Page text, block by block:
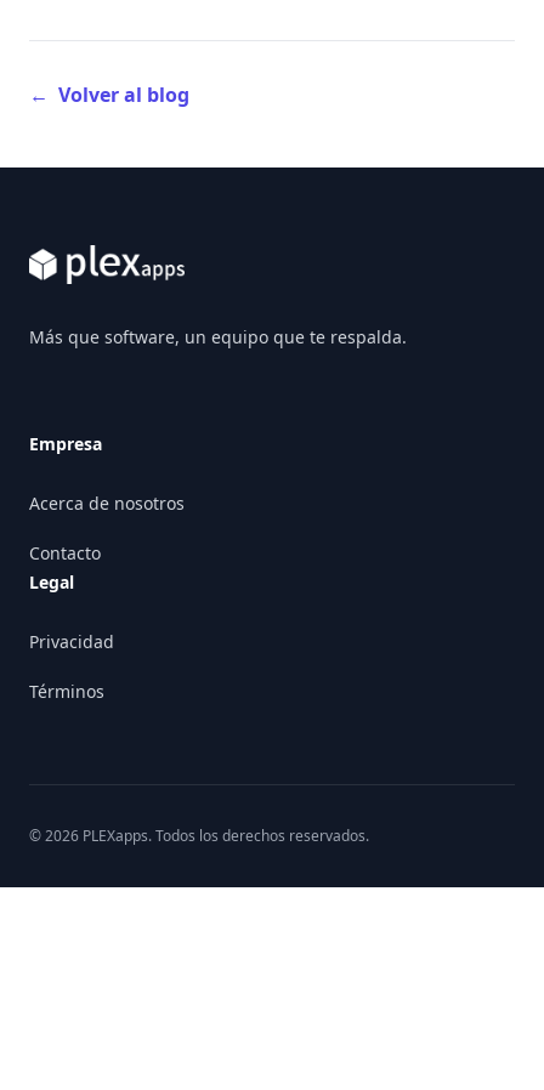
← Volver al blog
Más que software, un equipo que te respalda.
Empresa
Acerca de nosotros
Contacto
Legal
Privacidad
Términos
©2026 PLEXapps. Todos los derechos reservados.